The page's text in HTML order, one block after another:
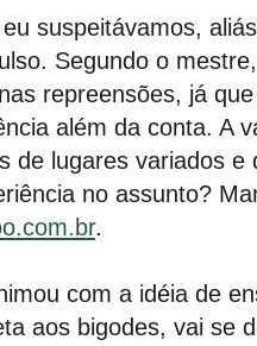
suspeitávamos,
Segundo o
repreensões, já
além da conta. A
de lugares variados
no assunto?
.
com a idéia de
aos bigodes, vai se